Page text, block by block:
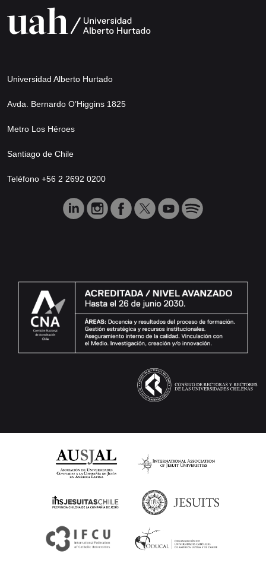
Universidad Alberto Hurtado
Avda. Bernardo O’Higgins 1825
Metro Los Héroes
Santiago de Chile
Teléfono +56 2 2692 0200